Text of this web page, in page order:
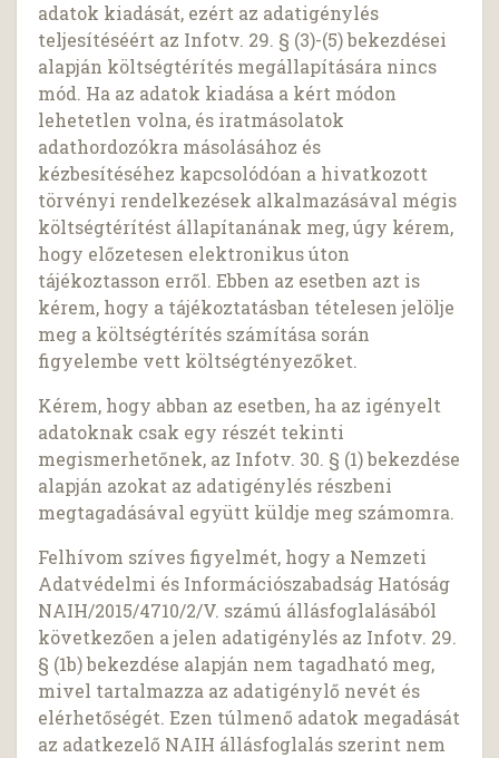
adatok kiadását, ezért az adatigénylés
teljesítéséért az Infotv. 29. § (3)-(5) bekezdései
alapján költségtérítés megállapítására nincs
mód. Ha az adatok kiadása a kért módon
lehetetlen volna, és iratmásolatok
adathordozókra másolásához és
kézbesítéséhez kapcsolódóan a hivatkozott
törvényi rendelkezések alkalmazásával mégis
költségtérítést állapítanának meg, úgy kérem,
hogy előzetesen elektronikus úton
tájékoztasson erről. Ebben az esetben azt is
kérem, hogy a tájékoztatásban tételesen jelölje
meg a költségtérítés számítása során
figyelembe vett költségtényezőket.
Kérem, hogy abban az esetben, ha az igényelt
adatoknak csak egy részét tekinti
megismerhetőnek, az Infotv. 30. § (1) bekezdése
alapján azokat az adatigénylés részbeni
megtagadásával együtt küldje meg számomra.
Felhívom szíves figyelmét, hogy a Nemzeti
Adatvédelmi és Információszabadság Hatóság
NAIH/2015/4710/2/V. számú állásfoglalásából
következően a jelen adatigénylés az Infotv. 29.
§ (1b) bekezdése alapján nem tagadható meg,
mivel tartalmazza az adatigénylő nevét és
elérhetőségét. Ezen túlmenő adatok megadását
az adatkezelő NAIH állásfoglalás szerint nem